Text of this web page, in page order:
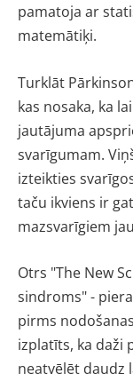
pamatoja ar
matemātiķi.
Turklāt
kas nosaka, ka
jautājuma
svarīgumam.
izteikties
taču ikviens ir
mazsvarīgiem
Otrs "The New
sindroms" -
pirms
izplatīts, ka daži
neatvēlēt daudz